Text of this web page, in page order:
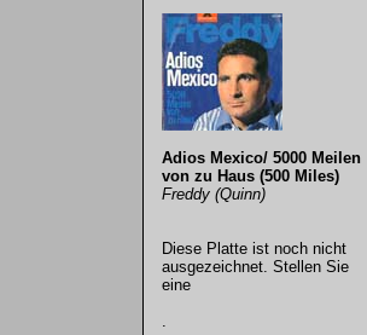
Adios Mexico/ 5000 Meilen
von zu Haus (500 Miles)
Freddy (Quinn)
Diese Platte ist noch nicht
ausgezeichnet. Stellen Sie
eine
.